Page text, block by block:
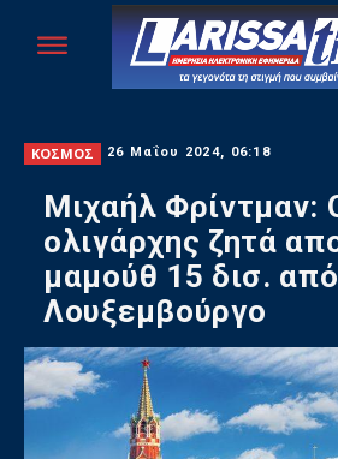
ΚΟΣΜΟΣ 26 Μαΐου 2024, 06:18
Μιχαήλ Φρίντμαν:
ολιγάρχης ζητά
μαμούθ 15 δισ.
Λουξεμβούργο